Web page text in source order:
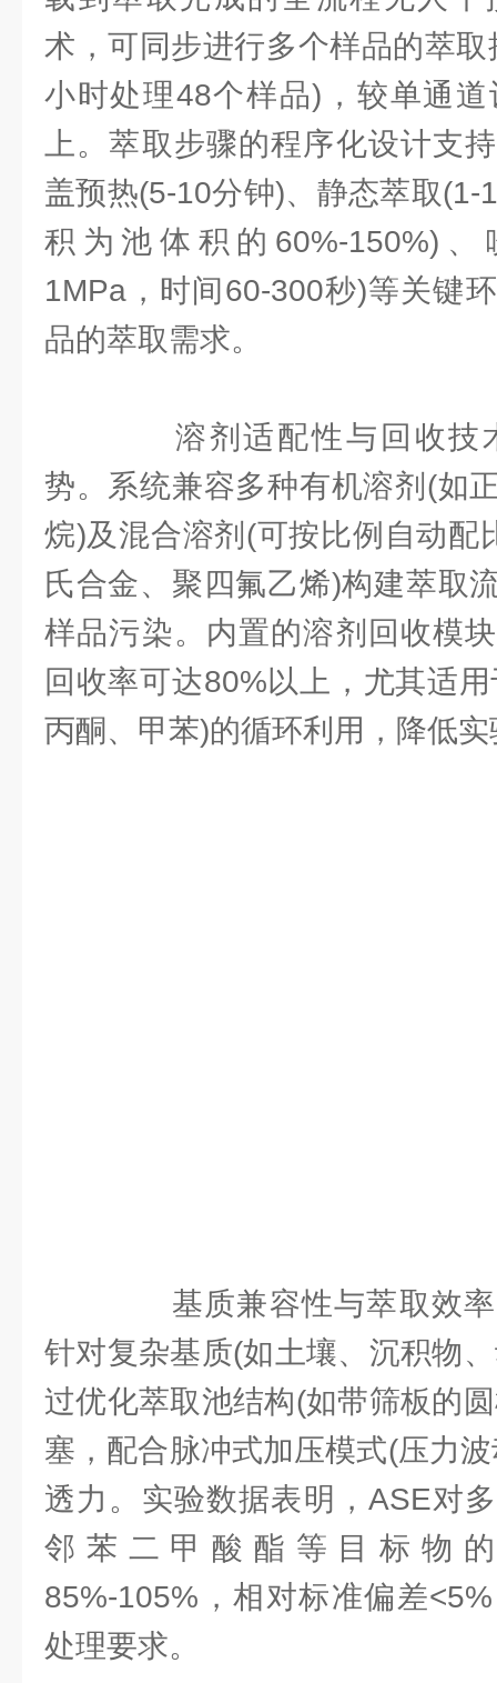
术，可同步进行多个样品的萃
小时处理48个样品)，较单通
上。萃取步骤的程序化设计支
盖预热(5-10分钟)、静态萃取(1-
积为池体积的60%-150%)
1MPa，时间60-300秒)等关键
品的萃取需求。​
溶剂适配性与回收技
势。系统兼容多种有机溶剂(如
烷)及混合溶剂(可按比例自动配
氏合金、聚四氟乙烯)构建萃取
样品污染。内置的溶剂回收模
回收率可达80%以上，尤其适
丙酮、甲苯)的循环利用，降低
基质兼容性与萃取效率
针对复杂基质(如土壤、沉积物
过优化萃取池结构(如带筛板的
塞，配合脉冲式加压模式(压力
透力。实验数据表明，ASE对
邻苯二甲酸酯等目标物
85%-105%，相对标准偏差
处理要求。​